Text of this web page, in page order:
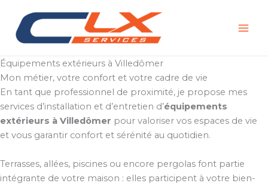
contenu
Équipements extérieurs à Villedômer
Mon métier, votre confort et votre cadre de vie
En tant que professionnel de proximité, je propose mes
services d’installation et d’entretien d’équipements
extérieurs à Villedômer pour valoriser vos espaces de vie
et vous garantir confort et sérénité au quotidien.
Terrasses, allées, piscines ou encore pergolas font partie
intégrante de votre maison : elles participent à votre bien-